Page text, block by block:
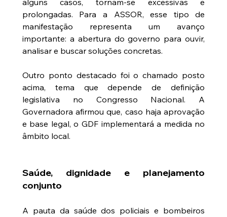
alguns casos, tornam-se excessivas e
prolongadas. Para a ASSOR, esse tipo de
manifestação representa um avanço
importante: a abertura do governo para ouvir,
analisar e buscar soluções concretas.
Outro ponto destacado foi o chamado posto
acima, tema que depende de definição
legislativa no Congresso Nacional. A
Governadora afirmou que, caso haja aprovação
e base legal, o GDF implementará a medida no
âmbito local.
Saúde, dignidade e planejamento
conjunto
A pauta da saúde dos policiais e bombeiros